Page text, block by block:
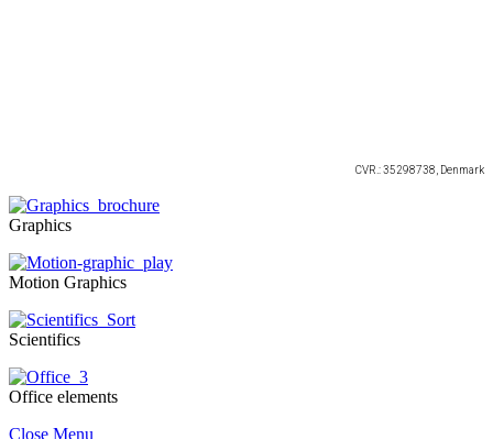
CVR.: 35298738, Denmark
Graphics
Motion Graphics
Scientifics
Office elements
Close Menu